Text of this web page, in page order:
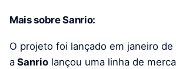
Mais sobre Sanrio:
O projeto foi lançado em janeiro de
a Sanrio lançou uma linha de